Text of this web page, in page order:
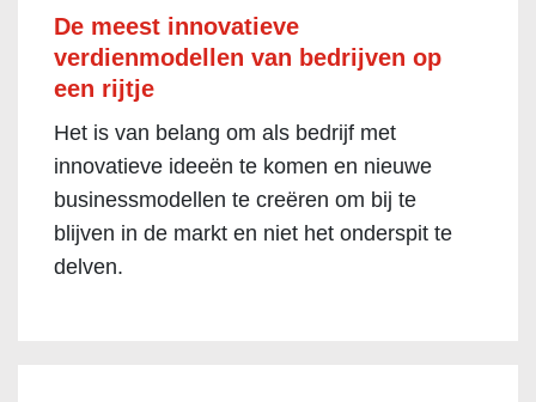
De meest innovatieve
verdienmodellen van bedrijven op
een rijtje
Het is van belang om als bedrijf met
innovatieve ideeën te komen en nieuwe
businessmodellen te creëren om bij te
blijven in de markt en niet het onderspit te
delven.